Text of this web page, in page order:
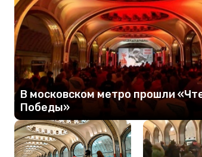
В московском метро прошли
Победы»